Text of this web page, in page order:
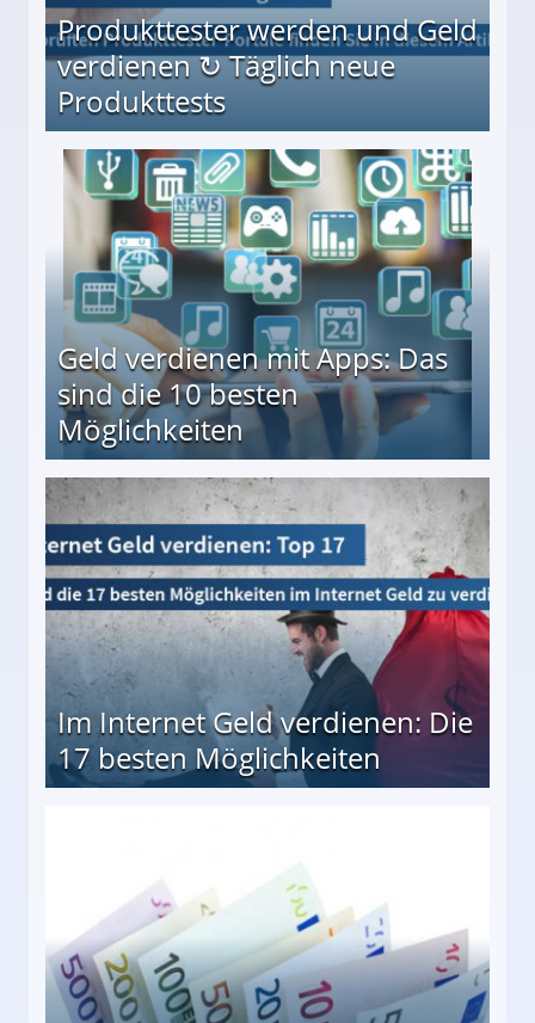
Produkttester werden und Geld
verdienen ↻ Täglich neue
Produkttests
↻ Täglich neue Produkttests
Geld verdienen mit Apps: Das
sind die 10 besten
Möglichkeiten
besten Möglichkeiten
Im Internet Geld verdienen: Die
17 besten Möglichkeiten